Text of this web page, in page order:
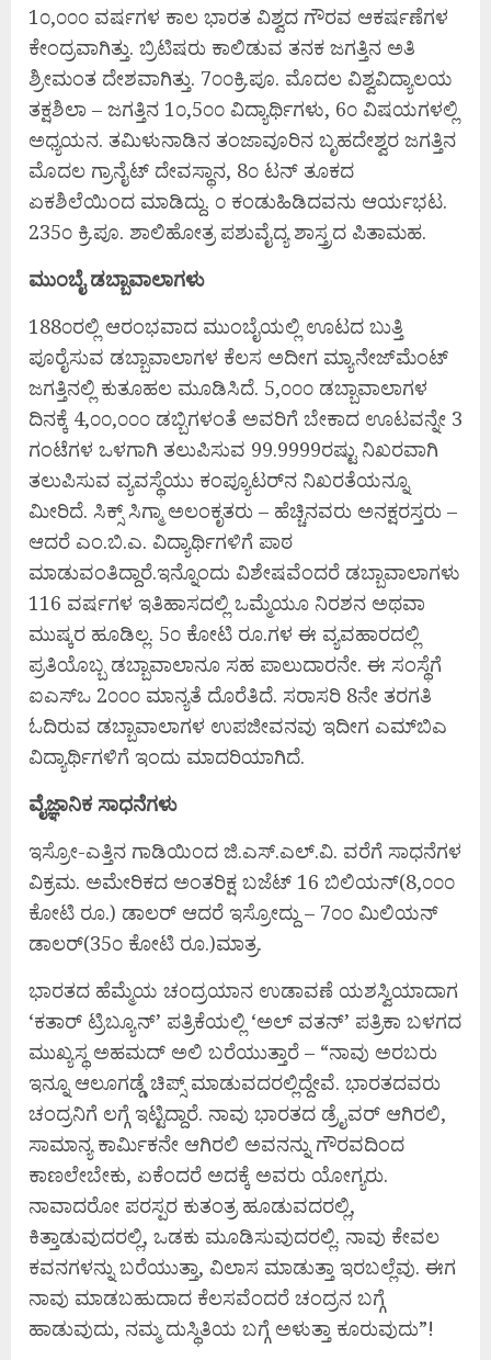
1೦,೦೦೦ ವರ್ಷಗಳ ಕಾಲ ಭಾರತ ವಿಶ್ವದ ಗೌರವ ಆಕರ್ಷಣೆಗಳ
ಕೇಂದ್ರವಾಗಿತ್ತು. ಬ್ರಿಟಿಷರು ಕಾಲಿಡುವ ತನಕ ಜಗತ್ತಿನ ಅತಿ
ಶ್ರೀಮಂತ ದೇಶವಾಗಿತ್ತು. 7೦೦ಕ್ರಿ.ಪೂ. ಮೊದಲ ವಿಶ್ವವಿದ್ಯಾಲಯ
ತಕ್ಷಶಿಲಾ – ಜಗತ್ತಿನ 1೦,5೦೦ ವಿದ್ಯಾರ್ಥಿಗಳು, 6೦ ವಿಷಯಗಳಲ್ಲಿ
ಅಧ್ಯಯನ. ತಮಿಳುನಾಡಿನ ತಂಜಾವೂರಿನ ಬೃಹದೇಶ್ವರ ಜಗತ್ತಿನ
ಮೊದಲ ಗ್ರಾನೈಟ್ ದೇವಸ್ಥಾನ, 8೦ ಟನ್ ತೂಕದ
ಏಕಶಿಲೆಯಿಂದ ಮಾಡಿದ್ದು. ೦ ಕಂಡುಹಿಡಿದವನು ಆರ್ಯಭಟ.
235೦ ಕ್ರಿ.ಪೂ. ಶಾಲಿಹೋತ್ರ ಪಶುವೈದ್ಯ ಶಾಸ್ತ್ರದ ಪಿತಾಮಹ.
ಮುಂಬೈ ಡಬ್ಬಾವಾಲಾಗಳು
188೦ರಲ್ಲಿ ಆರಂಭವಾದ ಮುಂಬೈಯಲ್ಲಿ ಊಟದ ಬುತ್ತಿ
ಪೂರೈಸುವ ಡಬ್ಬಾವಾಲಾಗಳ ಕೆಲಸ ಅದೀಗ ಮ್ಯಾನೇಜ್‌ಮೆಂಟ್
ಜಗತ್ತಿನಲ್ಲಿ ಕುತೂಹಲ ಮೂಡಿಸಿದೆ. 5,೦೦೦ ಡಬ್ಬಾವಾಲಾಗಳ
ದಿನಕ್ಕೆ 4,೦೦,೦೦೦ ಡಬ್ಬಿಗಳಂತೆ ಅವರಿಗೆ ಬೇಕಾದ ಊಟವನ್ನೇ 3
ಗಂಟೆಗಳ ಒಳಗಾಗಿ ತಲುಪಿಸುವ 99.9999ರಷ್ಟು ನಿಖರವಾಗಿ
ತಲುಪಿಸುವ ವ್ಯವಸ್ಥೆಯು ಕಂಪ್ಯೂಟರ್‌ನ ನಿಖರತೆಯನ್ನೂ
ಮೀರಿದೆ. ಸಿಕ್ಸ್ ಸಿಗ್ಮಾ ಅಲಂಕೃತರು – ಹೆಚ್ಚಿನವರು ಅನಕ್ಷರಸ್ತರು –
ಆದರೆ ಎಂ.ಬಿ.ಎ. ವಿದ್ಯಾರ್ಥಿಗಳಿಗೆ ಪಾಠ
ಮಾಡುವಂತಿದ್ದಾರೆ.ಇನ್ನೊಂದು ವಿಶೇಷವೆಂದರೆ ಡಬ್ಬಾವಾಲಾಗಳು
116 ವರ್ಷಗಳ ಇತಿಹಾಸದಲ್ಲಿ ಒಮ್ಮೆಯೂ ನಿರಶನ ಅಥವಾ
ಮುಷ್ಕರ ಹೂಡಿಲ್ಲ. 5೦ ಕೋಟಿ ರೂ.ಗಳ ಈ ವ್ಯವಹಾರದಲ್ಲಿ
ಪ್ರತಿಯೊಬ್ಬ ಡಬ್ಬಾವಾಲಾನೂ ಸಹ ಪಾಲುದಾರನೇ. ಈ ಸಂಸ್ಥೆಗೆ
ಐಎಸ್‌ಒ 2೦೦೦ ಮಾನ್ಯತೆ ದೊರೆತಿದೆ. ಸರಾಸರಿ 8ನೇ ತರಗತಿ
ಓದಿರುವ ಡಬ್ಬಾವಾಲಾಗಳ ಉಪಜೀವನವು ಇದೀಗ ಎಮ್‌ಬಿಎ
ವಿದ್ಯಾರ್ಥಿಗಳಿಗೆ ಇಂದು ಮಾದರಿಯಾಗಿದೆ.
ವೈಜ್ಞಾನಿಕ ಸಾಧನೆಗಳು
ಇಸ್ರೋ-ಎತ್ತಿನ ಗಾಡಿಯಿಂದ ಜಿ.ಎಸ್.ಎಲ್.ವಿ. ವರೆಗೆ ಸಾಧನೆಗಳ
ವಿಕ್ರಮ. ಅಮೇರಿಕದ ಅಂತರಿಕ್ಷ ಬಜೆಟ್ 16 ಬಿಲಿಯನ್(8,೦೦೦
ಕೋಟಿ ರೂ.) ಡಾಲರ್ ಆದರೆ ಇಸ್ರೋದ್ದು – 7೦೦ ಮಿಲಿಯನ್
ಡಾಲರ್(35೦ ಕೋಟಿ ರೂ.)ಮಾತ್ರ.
ಭಾರತದ ಹೆಮ್ಮೆಯ ಚಂದ್ರಯಾನ ಉಡಾವಣೆ ಯಶಸ್ವಿಯಾದಾಗ
‘ಕತಾರ್ ಟ್ರಿಬ್ಯೂನ್’ ಪತ್ರಿಕೆಯಲ್ಲಿ ‘ಅಲ್ ವತನ್’ ಪತ್ರಿಕಾ ಬಳಗದ
ಮುಖ್ಯಸ್ಥ ಅಹಮದ್ ಅಲಿ ಬರೆಯುತ್ತಾರೆ – “ನಾವು ಅರಬರು
ಇನ್ನೂ ಆಲೂಗಡ್ಡೆ ಚಿಪ್ಸ್ ಮಾಡುವದರಲ್ಲಿದ್ದೇವೆ. ಭಾರತದವರು
ಚಂದ್ರನಿಗೆ ಲಗ್ಗೆ ಇಟ್ಟಿದ್ದಾರೆ. ನಾವು ಭಾರತದ ಡ್ರೈವರ್ ಆಗಿರಲಿ,
ಸಾಮಾನ್ಯ ಕಾರ್ಮಿಕನೇ ಆಗಿರಲಿ ಅವನನ್ನು ಗೌರವದಿಂದ
ಕಾಣಲೇಬೇಕು, ಏಕೆಂದರೆ ಅದಕ್ಕೆ ಅವರು ಯೋಗ್ಯರು.
ನಾವಾದರೋ ಪರಸ್ಪರ ಕುತಂತ್ರ ಹೂಡುವದರಲ್ಲಿ,
ಕಿತ್ತಾಡುವುದರಲ್ಲಿ, ಒಡಕು ಮೂಡಿಸುವುದರಲ್ಲಿ. ನಾವು ಕೇವಲ
ಕವನಗಳನ್ನು ಬರೆಯುತ್ತಾ, ವಿಲಾಸ ಮಾಡುತ್ತಾ ಇರಬಲ್ಲೆವು. ಈಗ
ನಾವು ಮಾಡಬಹುದಾದ ಕೆಲಸವೆಂದರೆ ಚಂದ್ರನ ಬಗ್ಗೆ
ಹಾಡುವುದು, ನಮ್ಮ ದುಸ್ಥಿತಿಯ ಬಗ್ಗೆ ಅಳುತ್ತಾ ಕೂರುವುದು”!